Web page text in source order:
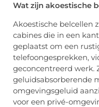
Wat zijn akoestische
Akoestische belcellen
cabines die in een
geplaatst om een
telefoongesprekken,
geconcentreerd werk.
geluidsabsorberende
omgevingsgeluid
voor een privé-